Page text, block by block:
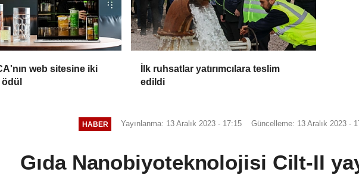
web sitesine iki
İlk ruhsatlar yatırımcılara teslim
edildi
HABER Yayınlanma: 13 Aralık 2023 - 17:15 Güncelleme: 13 Aralık 2023 -
Gıda Nanobiyoteknolojisi Cilt-II